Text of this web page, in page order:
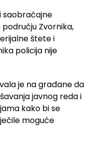
saobraćajne
Zvornika,
štete i
policija nije
je na građane da
javnog reda i
kako bi se
moguće